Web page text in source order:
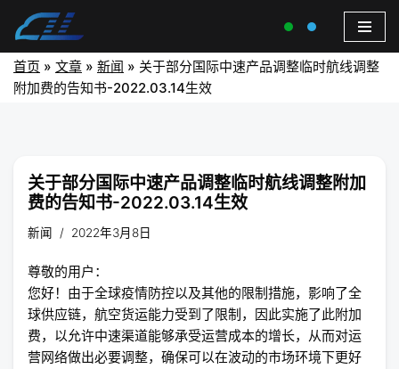
首页 » 文章 » 新闻 » 关于部分国际中速产品调整临时航线调整
附加费的告知书-2022.03.14生效
关于部分国际中速产品调整临时航线调整附加
费的告知书-2022.03.14生效
新闻 2022年3月8日
尊敬的用户：
您好！由于全球疫情防控以及其他的限制措施，影响了全
球供应链，航空货运能力受到了限制，因此实施了此附加
费，以允许中速渠道能够承受运营成本的增长，从而对运
营网络做出必要调整，确保可以在波动的市场环境下更好